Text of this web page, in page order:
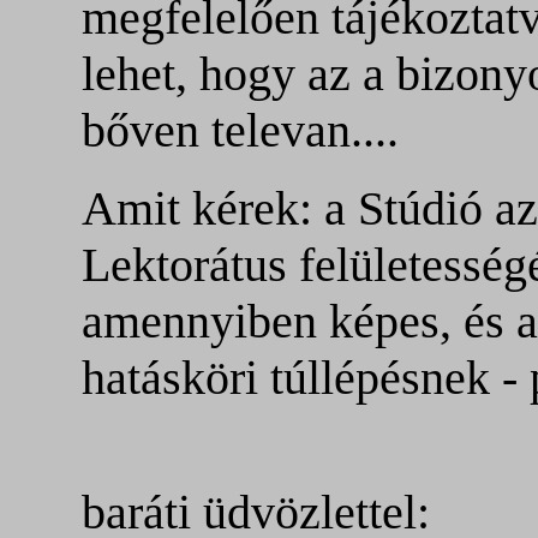
megfelelően
lehet, hogy az a
bőven televan....
Amit kérek: a Stúdió
Lektorátus
amennyiben képes, és
hatásköri túllépésnek
baráti üdvözlettel: